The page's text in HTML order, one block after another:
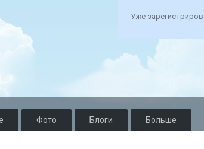
Уже
Фото Блоги Больше